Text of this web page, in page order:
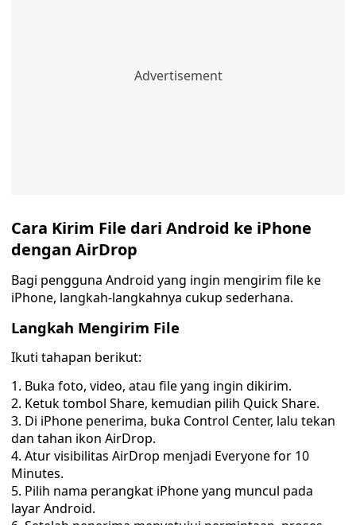
Cara Kirim File dari Android ke iPhone
dengan AirDrop
Bagi pengguna Android yang ingin mengirim file ke
iPhone, langkah-langkahnya cukup sederhana.
Langkah Mengirim File
Ikuti tahapan berikut:
Buka foto, video, atau file yang ingin dikirim.
Ketuk tombol Share, kemudian pilih Quick Share.
Di iPhone penerima, buka Control Center, lalu tekan
dan tahan ikon AirDrop.
Atur visibilitas AirDrop menjadi Everyone for 10
Minutes.
Pilih nama perangkat iPhone yang muncul pada
layar Android.